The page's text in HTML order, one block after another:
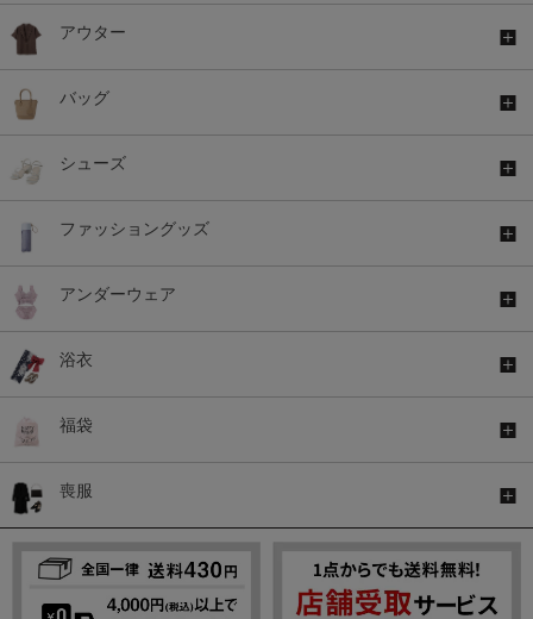
アウター
バッグ
シューズ
ファッショングッズ
アンダーウェア
浴衣
福袋
喪服